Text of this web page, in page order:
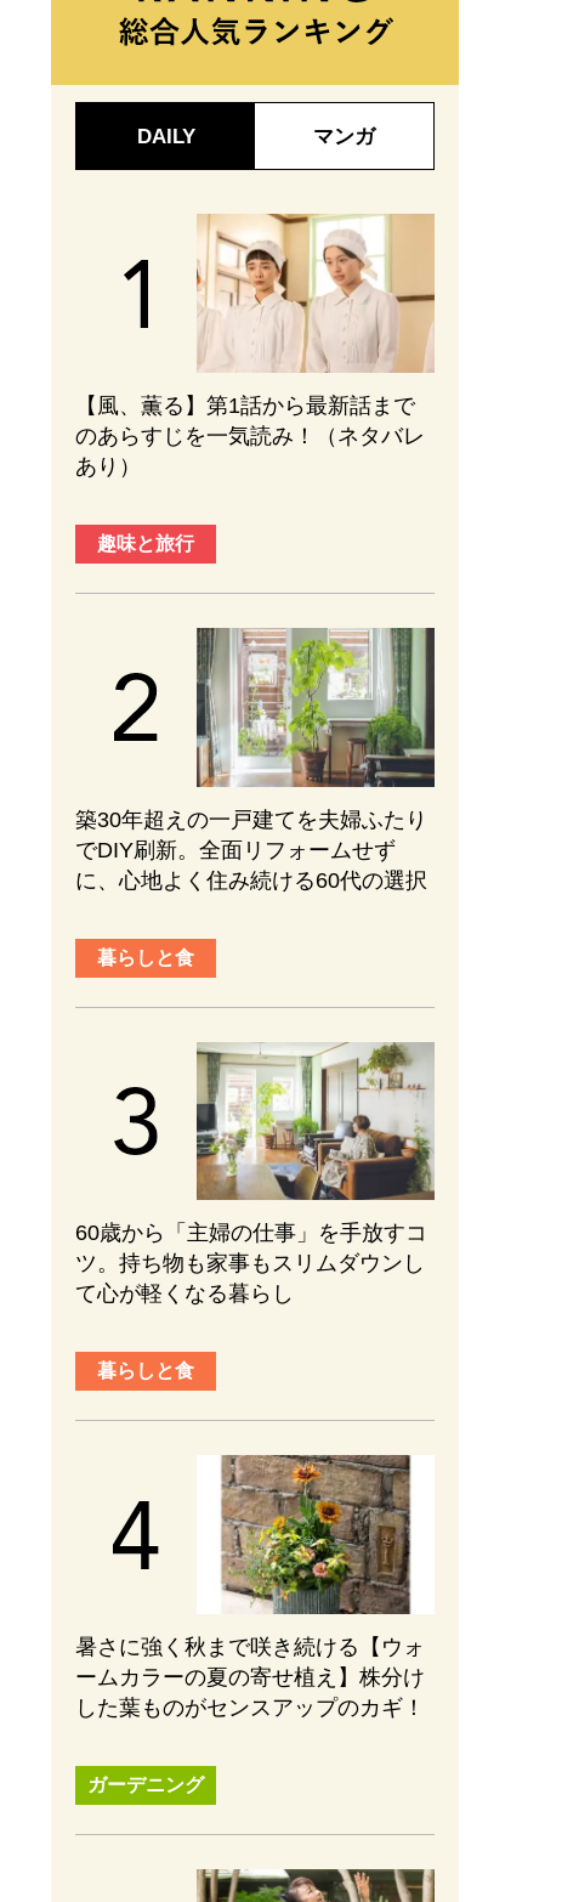
DAILY マンガ
【風、薫る】第1話から最新話まで
のあらすじを一気読み！（ネタバレ
あり）
趣味と旅行
築30年超えの一戸建てを夫婦ふたり
でDIY刷新。全面リフォームせず
に、心地よく住み続ける60代の選択
暮らしと食
60歳から「主婦の仕事」を手放すコ
ツ。持ち物も家事もスリムダウンし
て心が軽くなる暮らし
暮らしと食
暑さに強く秋まで咲き続ける【ウォ
ームカラーの夏の寄せ植え】株分け
した葉ものがセンスアップのカギ！
ガーデニング